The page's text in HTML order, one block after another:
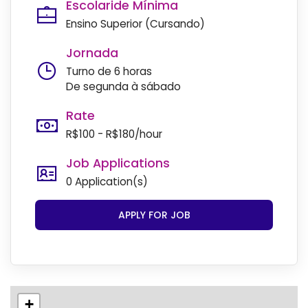
Escolaride Mínima
Ensino Superior (Cursando)
Jornada
Turno de 6 horas
De segunda à sábado
Rate
R$100 - R$180/hour
Job Applications
0 Application(s)
APPLY FOR JOB
+